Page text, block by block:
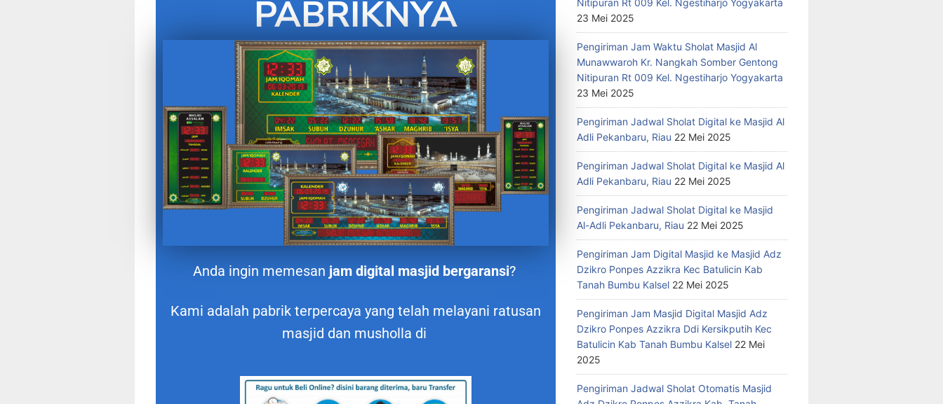
PABRIKNYA
Anda ingin memesan jam digital masjid bergaransi?
Kami adalah pabrik terpercaya yang telah melayani ratusan
masjid dan musholla di
Nitipuran Rt 009 Kel. Ngestiharjo Yogyakarta
23 Mei 2025
Pengiriman Jam Waktu Sholat Masjid Al
Munawwaroh Kr. Nangkah Somber Gentong
Nitipuran Rt 009 Kel. Ngestiharjo Yogyakarta
23 Mei 2025
Pengiriman Jadwal Sholat Digital ke Masjid Al
Adli Pekanbaru, Riau 22 Mei 2025
Pengiriman Jadwal Sholat Digital ke Masjid Al
Adli Pekanbaru, Riau 22 Mei 2025
Pengiriman Jadwal Sholat Digital ke Masjid
Al-Adli Pekanbaru, Riau 22 Mei 2025
Pengiriman Jam Digital Masjid ke Masjid Adz
Dzikro Ponpes Azzikra Kec Batulicin Kab
Tanah Bumbu Kalsel 22 Mei 2025
Pengiriman Jam Masjid Digital Masjid Adz
Dzikro Ponpes Azzikra Ddi Kersikputih Kec
Batulicin Kab Tanah Bumbu Kalsel 22 Mei
2025
Pengiriman Jadwal Sholat Otomatis Masjid